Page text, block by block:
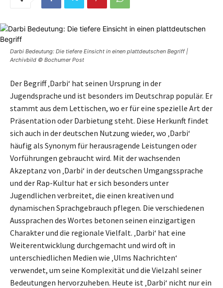
Darbi Bedeutung: Die tiefere Einsicht in einen plattdeutschen Begriff |
Archivbild © Bochumer Post
Der Begriff ‚Darbi‘ hat seinen Ursprung in der
Jugendsprache und ist besonders im Deutschrap populär. Er
stammt aus dem Lettischen, wo er für eine spezielle Art der
Präsentation oder Darbietung steht. Diese Herkunft findet
sich auch in der deutschen Nutzung wieder, wo ‚Darbi‘
häufig als Synonym für herausragende Leistungen oder
Vorführungen gebraucht wird. Mit der wachsenden
Akzeptanz von ‚Darbi‘ in der deutschen Umgangssprache
und der Rap-Kultur hat er sich besonders unter
Jugendlichen verbreitet, die einen kreativen und
dynamischen Sprachgebrauch pflegen. Die verschiedenen
Aussprachen des Wortes betonen seinen einzigartigen
Charakter und die regionale Vielfalt. ‚Darbi‘ hat eine
Weiterentwicklung durchgemacht und wird oft in
unterschiedlichen Medien wie ‚Ulms Nachrichten‘
verwendet, um seine Komplexität und die Vielzahl seiner
Bedeutungen hervorzuheben. Heute ist ‚Darbi‘ nicht nur ein